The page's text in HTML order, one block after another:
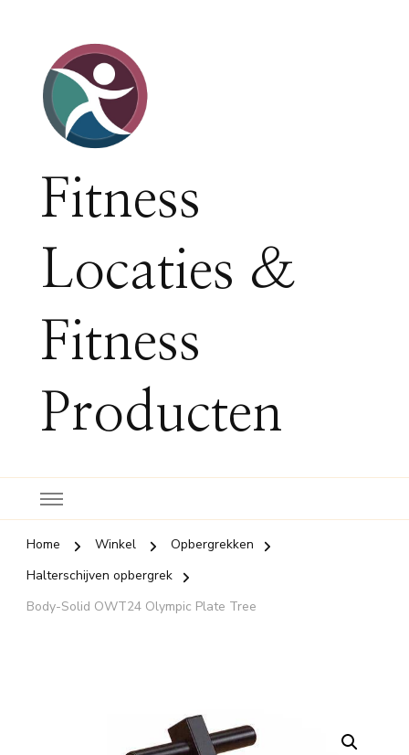
Fitness
Locaties &
Fitness
Producten
Home Winkel
Opbergrekken
Halterschijven opbergrek
Body-Solid OWT24 Olympic Plate Tree